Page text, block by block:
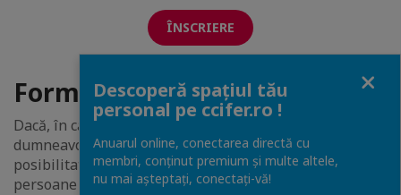
ÎNSCRIERE
Formular de delegare
Dacă, în calitate de reprezentant legal al companiei
dumneavoastră, nu puteți participa personal, aveți
posibilitatea de a delega dreptul de vot unei alte
persoane din compania dumneavoastră.
Descoperă spațiul tău
personal pe ccifer.ro !
Anuarul online, conectarea directă cu
membri, conținut premium și multe altele,
nu mai așteptați, conectaţi-vă!